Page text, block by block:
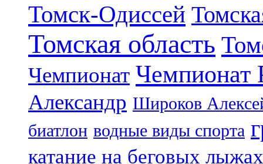
Томск-Одиссей
Томская область
Чемпионат Чемпионат
Александр Широков
биатлон водные виды спорта
катание на беговых лыжах